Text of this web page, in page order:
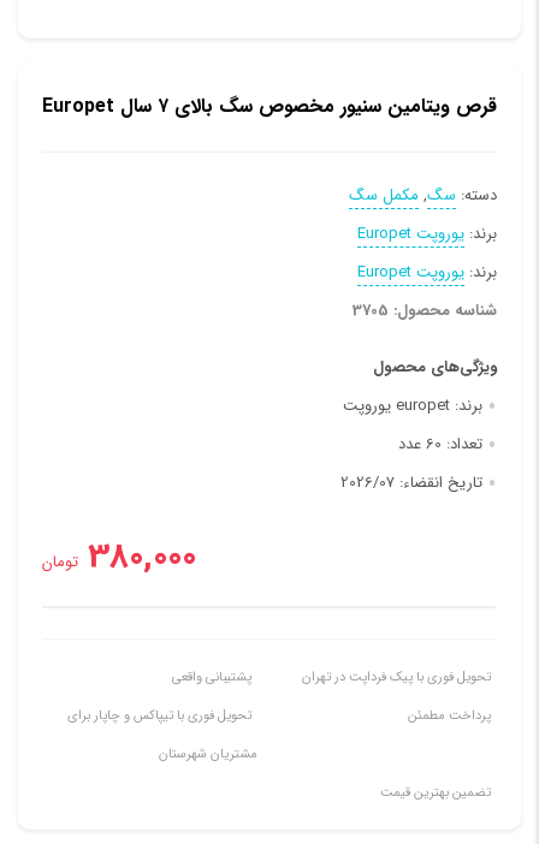
قرص ویتامین سنیور مخصوص سگ بالای ۷ سال Europet
دسته: سگ, مکمل سگ
برند: یوروپت Europet
برند: یوروپت Europet
شناسه محصول: 3705
ویژگی‌های محصول
برند: europet یوروپت
تعداد: 60 عدد
تاریخ انقضاء: 2026/07
380,000 تومان
تحویل فوری با پیک فرداپت در تهران
پشتیبانی واقعی
پرداخت مطمئن
تحویل فوری با تیپاکس و چاپار برای
مشتریان شهرستان
تضمین بهترین قیمت